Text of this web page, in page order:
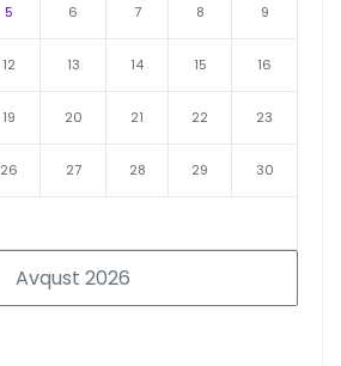
Avqust 2026
5 6 7 8 9
12 13 14 15 16
19 20 21 22 23
26 27 28 29 30